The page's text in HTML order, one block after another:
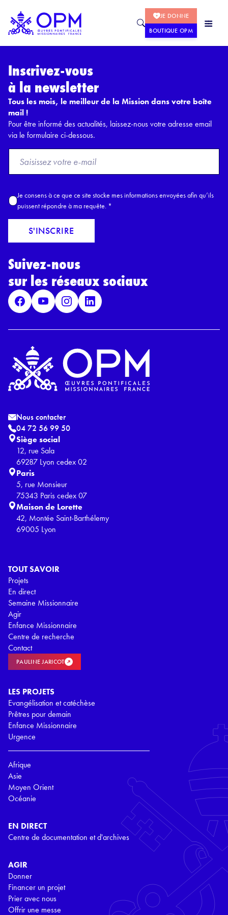
JE DONNE
BOUTIQUE OPM
Inscrivez-vous
à la newsletter
Tous les mois, le meilleur de la Mission dans votre boîte
mail !
Pour être informé des actualités, laissez-nous votre adresse email
via le formulaire ci-dessous.
o
E
a
l
A
c
c
r
R
P
D
*
Je consens à ce que ce site stocke mes informations envoyées afin qu’ils
puissent répondre à ma requête. *
S'INSCRIRE
Suivez-nous
sur les réseaux sociaux
TOUT SAVOIR
Projets
En direct
Semaine Missionnaire
Agir
Enfance Missionnaire
Centre de recherche
Contact
PAULINE JARICOT
LES PROJETS
Evangélisation et catéchèse
Prêtres pour demain
Enfance Missionnaire
Urgence
Afrique
Asie
Moyen Orient
Océanie
EN DIRECT
Centre de documentation et d'archives
AGIR
Donner
Financer un projet
Prier avec nous
Offrir une messe
Nous contacter
04 72 56 99 50
Siège social
12, rue Sala
69287 Lyon cedex 02
Paris
5, rue Monsieur
75343 Paris cedex 07
Maison de Lorette
42, Montée Saint-Barthélemy
69005 Lyon